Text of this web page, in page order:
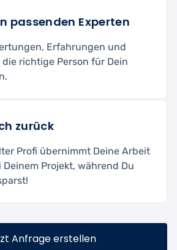
passenden Experten
Erfahrungen und
die richtige Person für Dein
zurück
Profi übernimmt Deine Arbeit
Projekt, während Du
Anfrage erstellen